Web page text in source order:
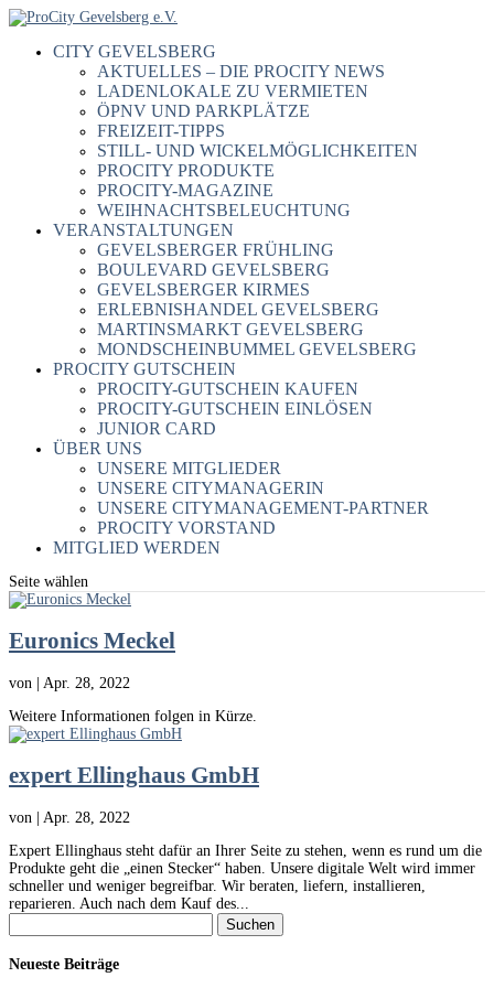
CITY GEVELSBERG
AKTUELLES – DIE PROCITY NEWS
LADENLOKALE ZU VERMIETEN
ÖPNV UND PARKPLÄTZE
FREIZEIT-TIPPS
STILL- UND WICKELMÖGLICHKEITEN
PROCITY PRODUKTE
PROCITY-MAGAZINE
WEIHNACHTSBELEUCHTUNG
VERANSTALTUNGEN
GEVELSBERGER FRÜHLING
BOULEVARD GEVELSBERG
GEVELSBERGER KIRMES
ERLEBNISHANDEL GEVELSBERG
MARTINSMARKT GEVELSBERG
MONDSCHEINBUMMEL GEVELSBERG
PROCITY GUTSCHEIN
PROCITY-GUTSCHEIN KAUFEN
PROCITY-GUTSCHEIN EINLÖSEN
JUNIOR CARD
ÜBER UNS
UNSERE MITGLIEDER
UNSERE CITYMANAGERIN
UNSERE CITYMANAGEMENT-PARTNER
PROCITY VORSTAND
MITGLIED WERDEN
Seite wählen
Euronics Meckel
von
Apr. 28, 2022
Weitere Informationen folgen in Kürze.
expert Ellinghaus GmbH
von | Apr. 28, 2022
Expert Ellinghaus steht dafür an Ihrer Seite zu stehen, wenn es rund um die
Produkte geht die „einen Stecker“ haben. Unsere digitale Welt wird immer
schneller und weniger begreifbar. Wir beraten, liefern, installieren,
reparieren. Auch nach dem Kauf des...
Suchen
nach:
Neueste Beiträge